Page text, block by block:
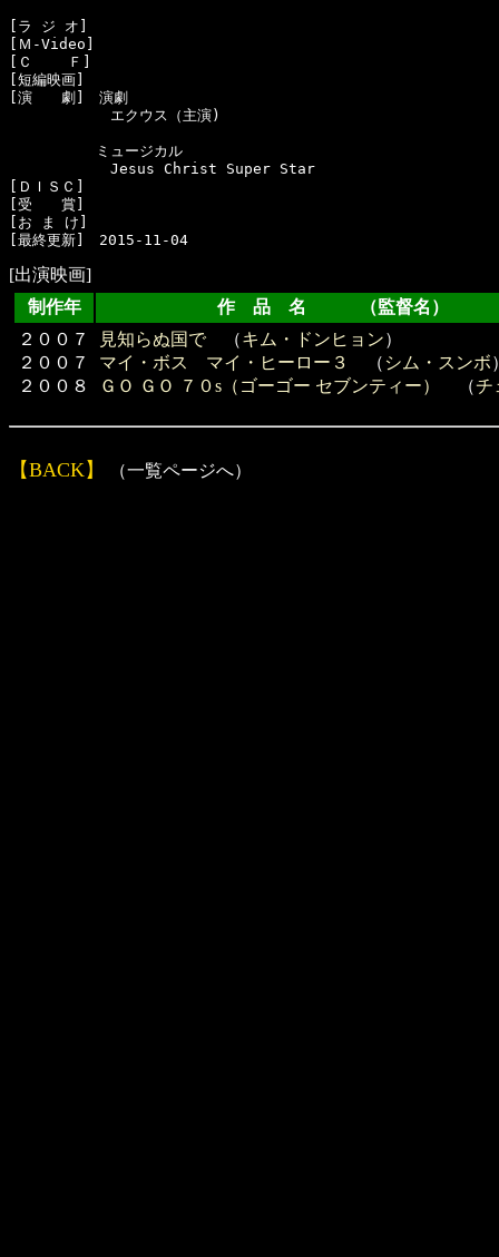
[ラ ジ オ]
[Ｍ-Video]
[Ｃ    Ｆ]
[短編映画]
[演　　劇]　演劇
エクウス（主演)
ミュージカル
Jesus Christ Super Star
[ＤＩＳＣ]
[受　　賞]
[お ま け]
[出演映画]
制作年
作 品 名 （監督名）
２００７
２００７
２００８
見知らぬ国で（キム・ドンヒョン）
マイ・ボス マイ・ヒーロー３
（ シム・スンボ
ＧＯ ＧＯ ７０s（ゴーゴー セブンティー）
（チ
【BACK】 （一覧ページへ）